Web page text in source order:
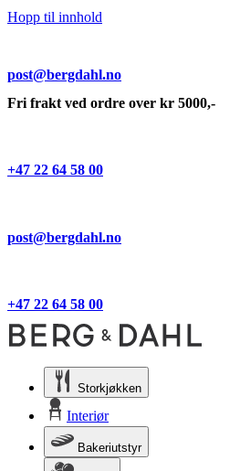
Hopp til innhold
post@bergdahl.no
Fri frakt ved ordre over kr 5000,-
+47 22 64 58 00
post@bergdahl.no
+47 22 64 58 00
Storkjøkken
Interiør
Bakeriutstyr